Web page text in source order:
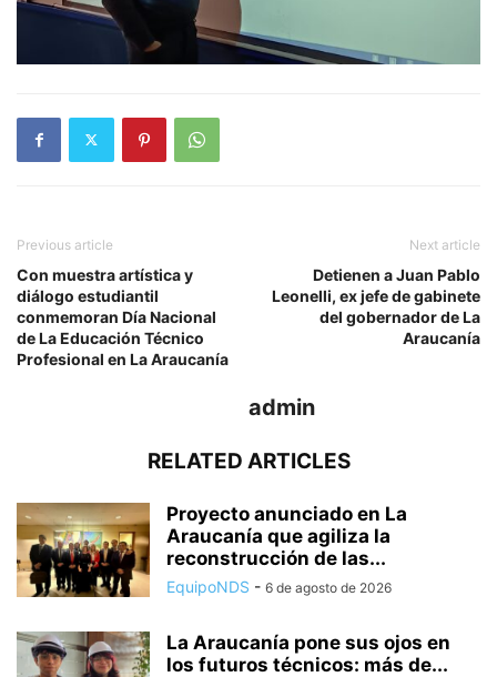
Previous article
Con muestra artística y
diálogo estudiantil
conmemoran Día Nacional
de La Educación Técnico
Profesional en La Araucanía
Next article
Detienen a Juan Pablo
Leonelli, ex jefe de gabinete
del gobernador de La
Araucanía
admin
RELATED ARTICLES
Proyecto anunciado en La
Araucanía que agiliza la
reconstrucción de las...
EquipoNDS - 6 de agosto de 2026
La Araucanía pone sus ojos en
los futuros técnicos: más de...